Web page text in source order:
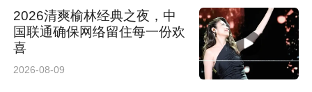
也会提醒身边人一起践行低碳环保。”市民李女士
说道。商户代表也表示，将严格落实主体责任，
主动规范店内垃圾收纳与投放，共同维护商圈整
2026清爽榆林经典之夜，中
国联通确保网络留住每一份欢
喜
2026-08-09